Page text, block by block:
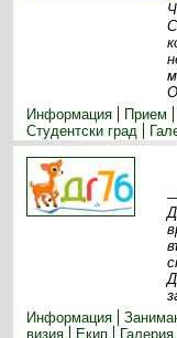
Информация
Прием
Студентски град
Информация
визия
Екип Галерия